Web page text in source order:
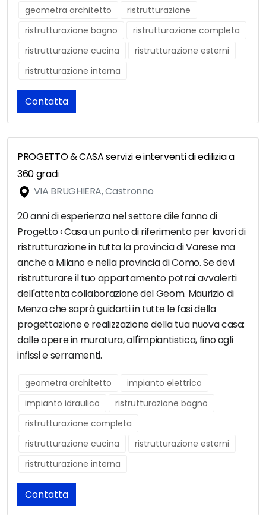
geometra architetto
ristrutturazione
ristrutturazione bagno
ristrutturazione completa
ristrutturazione cucina
ristrutturazione esterni
ristrutturazione interna
Contatta
PROGETTO & CASA servizi e interventi di edilizia a
360 gradi
VIA BRUGHIERA, Castronno
20 anni di esperienza nel settore dile fanno di
Progetto ‹ Casa un punto di riferimento per lavori di
ristrutturazione in tutta la provincia di Varese ma
anche a Milano e nella provincia di Como. Se devi
ristrutturare il tuo appartamento potrai avvalerti
dell'attenta collaborazione del Geom. Maurizio di
Menza che saprà guidarti in tutte le fasi della
progettazione e realizzazione della tua nuova casa:
dalle opere in muratura, all'impiantistica, fino agli
infissi e serramenti.
geometra architetto
impianto elettrico
impianto idraulico
ristrutturazione bagno
ristrutturazione completa
ristrutturazione cucina
ristrutturazione esterni
ristrutturazione interna
Contatta